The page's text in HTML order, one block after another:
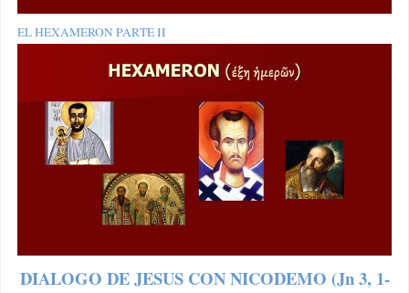
EL HEXAMERON PARTE II
DIALOGO DE JESUS CON NICODEMO (Jn 3, 1-